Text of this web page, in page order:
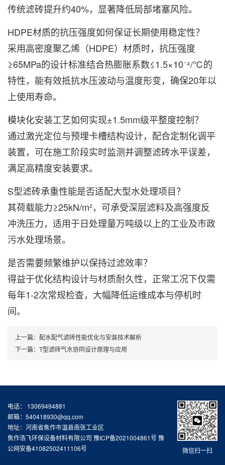
传统滤砖提升约40%，显著降低局部堵塞风险。
HDPE材质的抗压强度如何保证长期使用稳定性？
采用高密度聚乙烯（HDPE）材质时，抗压强度
≥65MPa的设计标准结合热膨胀系数≤1.5×10⁻⁴/℃的
特性，能有效抵抗水压波动与温度形变，确保20年以
上使用寿命。
模块化安装工艺如何实现±1.5mm级平整度控制？
通过激光定位与预埋卡槽结构设计，配合定制化调平
装置，可在施工阶段实时监测并调整滤砖水平误差，
满足高精度安装要求。
S型滤砖承重性能是否适配大型水处理项目？
其荷载能力≥25kN/m²，可承受深层滤料及高强度反
冲洗压力，适用于日处理量万吨级以上的工业及市政
污水处理场景。
是否需要频繁维护以保持过滤效率？
得益于优化结构设计与材质耐久性，正常工况下仅需
每年1-2次常规检查，大幅降低运维成本与停机时
间。
上一篇： 配水配气滤砖性能优化与安装技术解析
下一篇： T型滤砖气水协同设计原理与应用
微信扫一扫
电话： 13069494881
邮箱：540418930@qq.com
地址：河南省焦作市温县南张工业区
焦作浩飞环保设备材料有限公司 豫ICP备2021004861号 豫
公网安备41082502411106号